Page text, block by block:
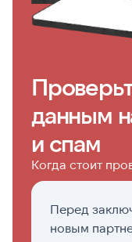
данным
и спам
Когда стоит
Перед
новым